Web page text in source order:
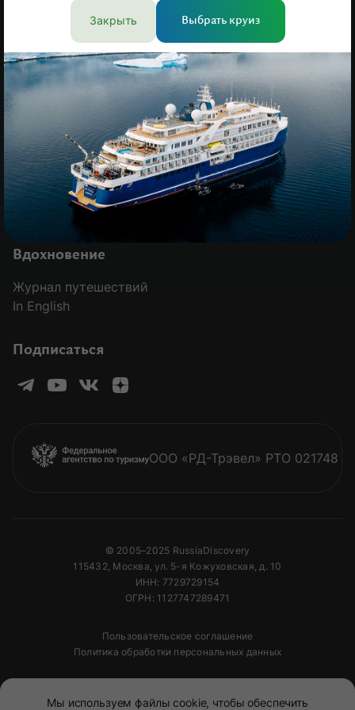
MODAL-ARRIVALS
О нас
Отзывы клиентов
Команда
Контакты
Оплата
Сотрудничество
История
Гарантия лучшей цены
Вдохновение
Журнал путешествий
In English
Подписаться
ООО «РД-Трэвел» РТО 021748
© 2005–2025 RussiaDiscovery
115432, Москва, ул. 5-я Кожуховская, д. 10
ИНН: 7729729154
ОГРН: 1127747289471
Пользовательское соглашение
Политика обработки персональных данных
текстов возможно только с указанием активной
Мы используем файлы cookie, чтобы обеспечить
Закрыть Выбрать круиз